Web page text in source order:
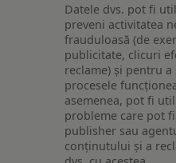
Datele dvs. pot fi
preveni activitatea
frauduloasă (de
publicitate, clicuri
reclame) și pentru a
procesele
asemenea, pot fi
probleme care pot
publisher sau
conținutului și a